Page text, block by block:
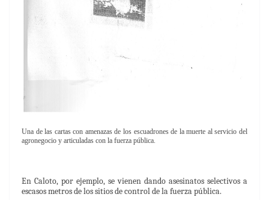
Una de las cartas con amenazas de los escuadrones de la muerte al servicio del
agronegocio y articuladas con la fuerza pública.
En Caloto, por ejemplo, se vienen dando asesinatos selectivos a
escasos metros de los sitios de control de la fuerza pública.